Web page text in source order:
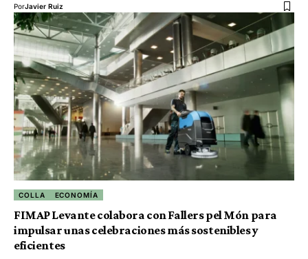
PorJavier Ruiz
COLLA ECONOMÍA
FIMAP Levante colabora con Fallers pel Món para
impulsar unas celebraciones más sostenibles y
eficientes